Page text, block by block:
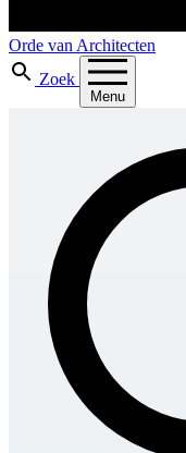
Orde van Architecten
Zoek
Menu